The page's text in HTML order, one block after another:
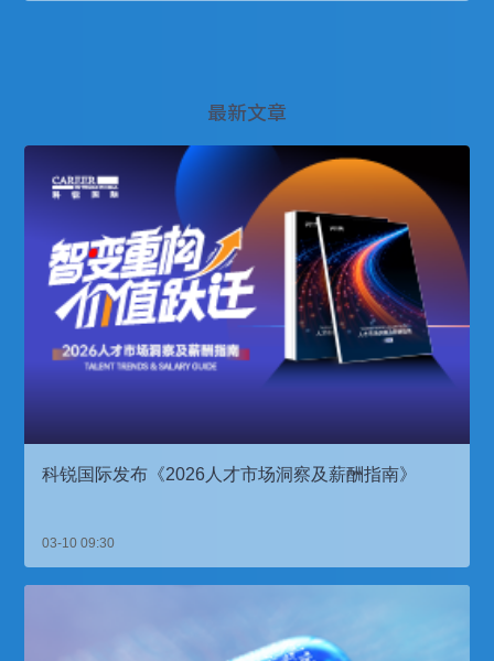
最新文章
科锐国际发布《2026人才市场洞察及薪酬指南》
03-10 09:30